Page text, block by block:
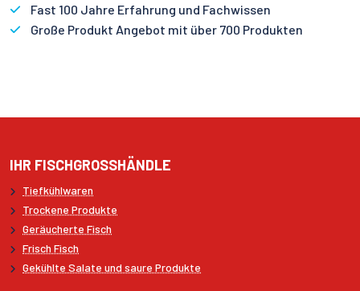
Fast 100 Jahre Erfahrung und Fachwissen
Große Produkt Angebot mit über 700 Produkten
IHR FISCHGROSSHÄNDLE
Tiefkühlwaren
Trockene Produkte
Geräucherte Fisch
Frisch Fisch
Gekühlte Salate und saure Produkte